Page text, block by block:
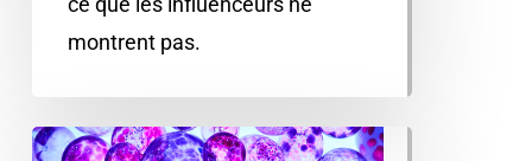
montrent pas.